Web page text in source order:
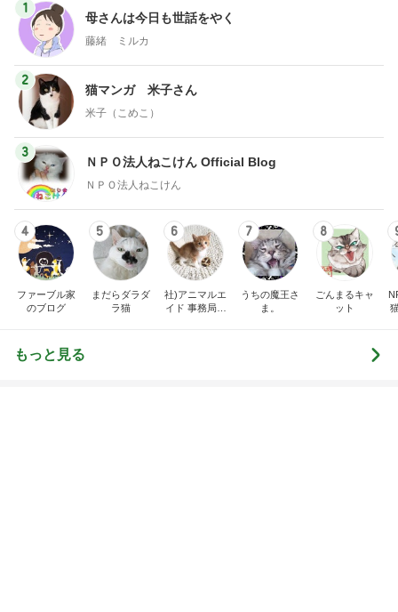
1
母さんは今日も世話をやく
藤緒 ミルカ
2
猫マンガ 米子さん
米子（こめこ）
3
ＮＰＯ法人ねこけん Official Blog
ＮＰＯ法人ねこけん
4
ファーブル家
のブログ
5
まだらダラダ
ラ猫
6
社)アニマルエ
イド 事務局＆
7
うちの魔王さ
ま。
8
ごんまるキャ
ット
もっと見る